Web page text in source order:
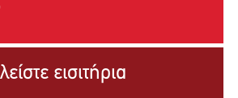
εισιτήρια